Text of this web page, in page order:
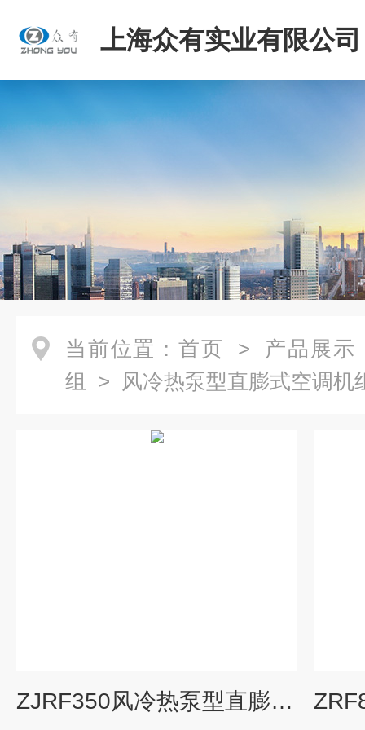
上海众有实业有限公司
当前位置： 首页 > 产品展示
组
> 风冷热泵型直膨式空调机
ZJRF350风冷热泵型直膨式净化空调机多少钱